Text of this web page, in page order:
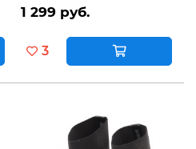
1 299 руб.
3